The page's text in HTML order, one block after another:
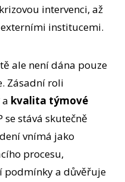
intervenci, až
institucemi.
ale není dána pouze
Zásadní roli
a kvalita týmové
se stává skutečně
vnímá jako
procesu,
podmínky a důvěřuje